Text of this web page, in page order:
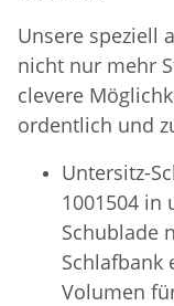
Unsere speziell
nicht nur mehr
clevere
ordentlich und
Untersitz-
1001504 in
Schublade
Schlafbank
Volumen